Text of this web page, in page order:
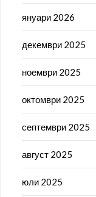
януари 2026
декември 2025
ноември 2025
октомври 2025
септември 2025
август 2025
юли 2025